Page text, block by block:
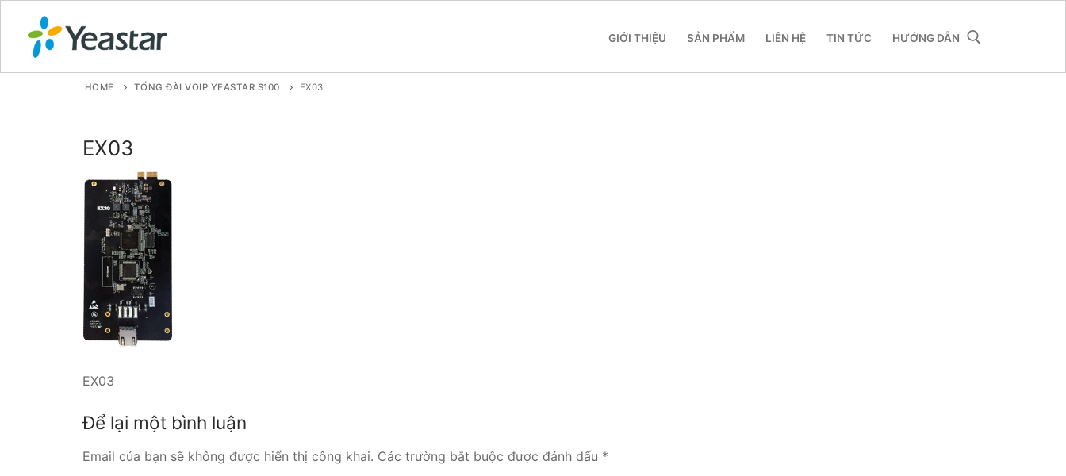
GIỚI THIỆU SẢN PHẨM LIÊN HỆ TIN TỨC HƯỚNG DẪN
Tổng đài Yeastar Cloud
HOME TỔNG ĐÀI VOIP YEASTAR S100 EX03
EX03
EX03
Để lại một bình luận
Email của bạn sẽ không được hiển thị công khai. Các trường bắt buộc được đánh dấu *